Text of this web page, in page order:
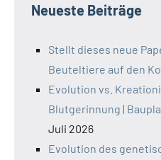
Neueste Beiträge
Stellt dieses neue
Beuteltiere auf den
Evolution vs.
Blutgerinnung |
Juli 2026
Evolution des